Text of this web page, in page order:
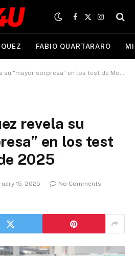
Facebook
X
(Twitter)
Instagram
FABIO QUARTARARO
sorpresa” en los test de MotoGP de 2025
revela su
en los test
2025
15, 2025
No Comments